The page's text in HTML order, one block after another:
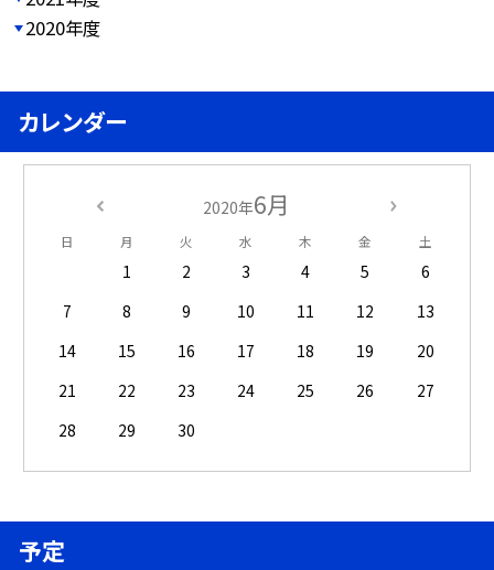
2020年度
カレンダー
2020年6月
日 月 火 水 木 金 土
1 2 3 4 5
6
7
8 9 10 11 12
13
14
15 16 17 18 19
20
21
22 23 24 25 26
27
28
29 30
予定